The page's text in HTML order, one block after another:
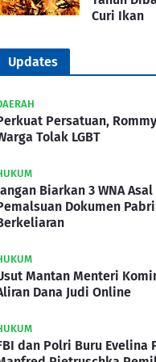
Curi Ikan
Updates
Persatuan,
Tolak LGBT
Biarkan 3 WNA
Dokumen
Mantan Menteri
Dana Judi Online
dan Polri Buru Evelina